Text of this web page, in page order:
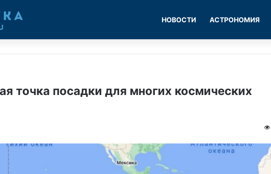
НОВОСТИ АСТРОНОМИЯ
точка посадки для многих космических